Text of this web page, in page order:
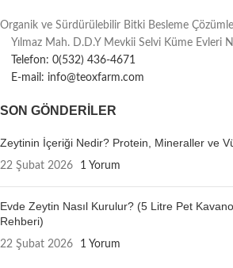
Organik ve Sürdürülebilir Bitki Besleme
Yılmaz Mah. D.D.Y Mevkii Selvi Küme Evleri
Telefon: 0(532) 436-4671
E-mail: info@teoxfarm.com
SON GÖNDERILER
Zeytinin İçeriği Nedir? Protein, Mineraller ve
22 Şubat 2026 1 Yorum
Evde Zeytin Nasıl Kurulur? (5 Litre Pet
Rehberi)
22 Şubat 2026 1 Yorum